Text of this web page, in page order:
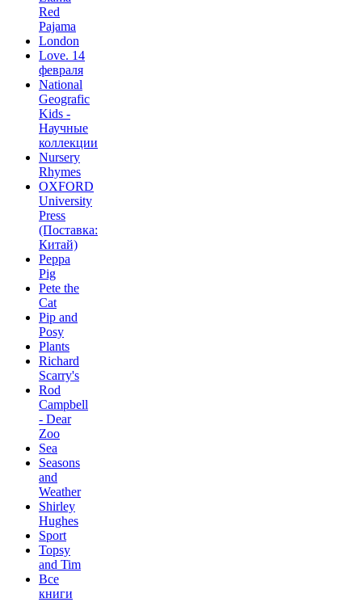
Red
Pajama
London
Love. 14
февраля
National
Geografic
Kids -
Научные
коллекции
Nursery
Rhymes
OXFORD
University
Press
(Поставка:
Китай)
Peppa
Pig
Pete the
Сat
Pip and
Posy
Plants
Richard
Scarry's
Rod
Campbell
- Dear
Zoo
Sea
Seasons
and
Weather
Shirley
Hughes
Sport
Topsy
and Tim
Все
книги